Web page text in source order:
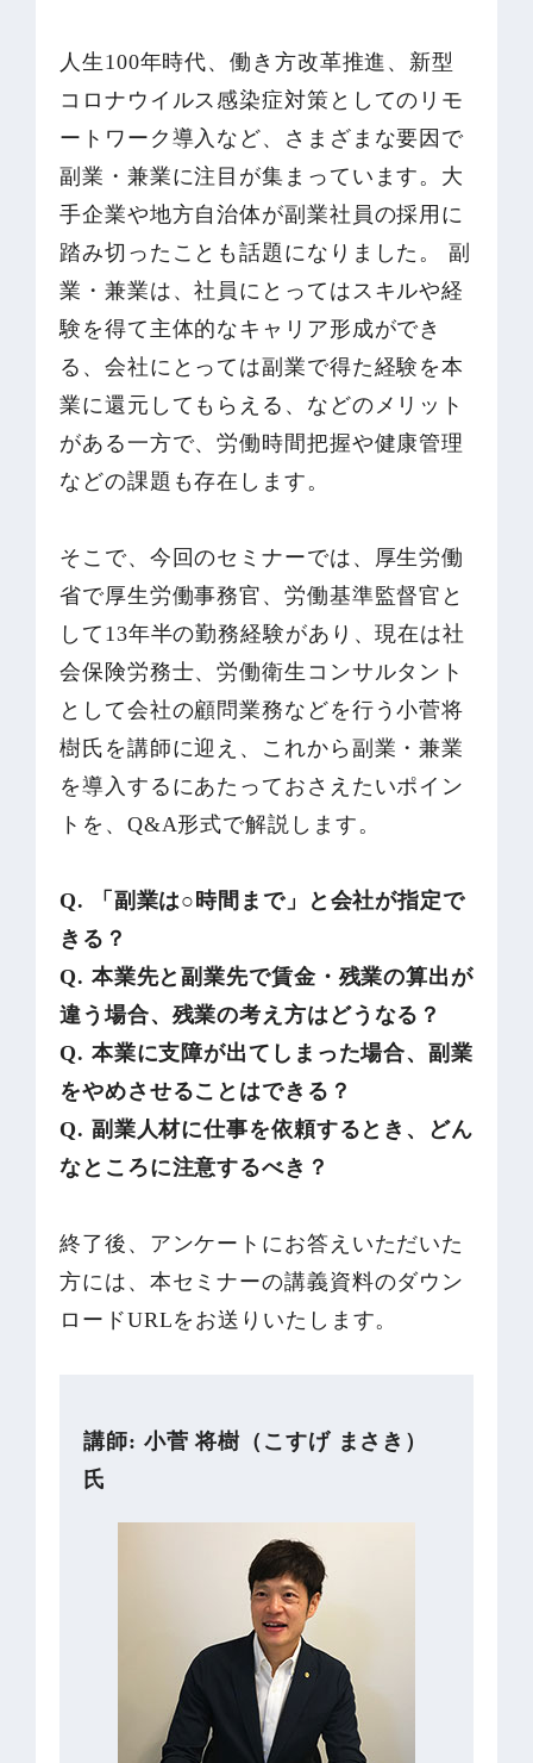
人生100年時代、働き方改革推進、新型
コロナウイルス感染症対策としてのリモ
ートワーク導入など、さまざまな要因で
副業・兼業に注目が集まっています。大
手企業や地方自治体が副業社員の採用に
踏み切ったことも話題になりました。 副
業・兼業は、社員にとってはスキルや経
験を得て主体的なキャリア形成ができ
る、会社にとっては副業で得た経験を本
業に還元してもらえる、などのメリット
がある一方で、労働時間把握や健康管理
などの課題も存在します。
そこで、今回のセミナーでは、厚生労働
省で厚生労働事務官、労働基準監督官と
して13年半の勤務経験があり、現在は社
会保険労務士、労働衛生コンサルタント
として会社の顧問業務などを行う小菅将
樹氏を講師に迎え、これから副業・兼業
を導入するにあたっておさえたいポイン
トを、Q&A形式で解説します。
Q. 「副業は○時間まで」と会社が指定で
きる？
Q. 本業先と副業先で賃金・残業の算出が
違う場合、残業の考え方はどうなる？
Q. 本業に支障が出てしまった場合、副業
をやめさせることはできる？
Q. 副業人材に仕事を依頼するとき、どん
なところに注意するべき？
終了後、アンケートにお答えいただいた
方には、本セミナーの講義資料のダウン
ロードURLをお送りいたします。
講師: 小菅 将樹（こすげ まさき）
氏